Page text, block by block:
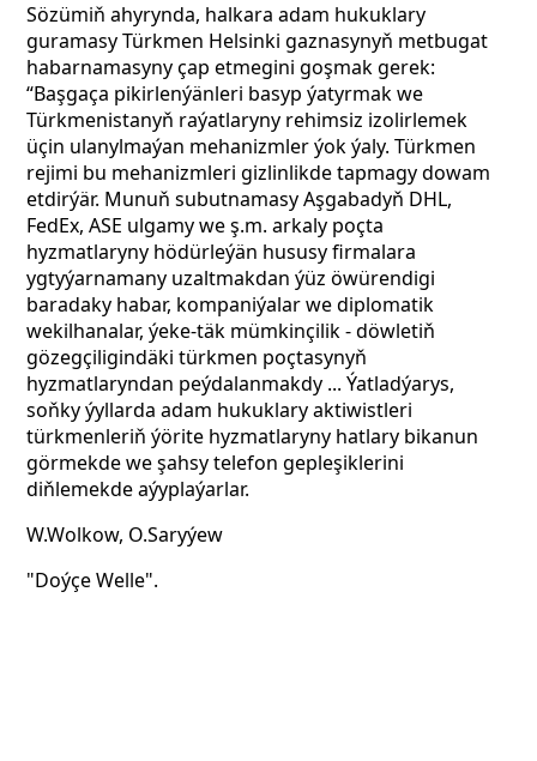
Sözümiň ahyrynda, halkara adam hukuklary
guramasy Türkmen Helsinki gaznasynyň metbugat
habarnamasyny çap etmegini goşmak gerek:
“Başgaça pikirlenýänleri basyp ýatyrmak we
Türkmenistanyň raýatlaryny rehimsiz izolirlemek
üçin ulanylmaýan mehanizmler ýok ýaly. Türkmen
rejimi bu mehanizmleri gizlinlikde tapmagy dowam
etdirýär. Munuň subutnamasy Aşgabadyň DHL,
FedEx, ASE ulgamy we ş.m. arkaly poçta
hyzmatlaryny hödürleýän hususy firmalara
ygtyýarnamany uzaltmakdan ýüz öwürendigi
baradaky habar, kompaniýalar we diplomatik
wekilhanalar, ýeke-täk mümkinçilik - döwletiň
gözegçiligindäki türkmen poçtasynyň
hyzmatlaryndan peýdalanmakdy ... Ýatladýarys,
soňky ýyllarda adam hukuklary aktiwistleri
türkmenleriň ýörite hyzmatlaryny hatlary bikanun
görmekde we şahsy telefon gepleşiklerini
diňlemekde aýyplaýarlar.
W.Wolkow, O.Saryýew
"Doýçe Welle".